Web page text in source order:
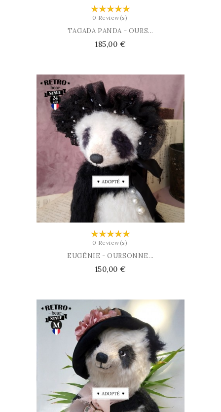
0 Review(s)
TAGADA PANDA - OURS...
Prix
185,00 €
0 Review(s)
EUGÉNIE - OURSONNE...
Prix
150,00 €